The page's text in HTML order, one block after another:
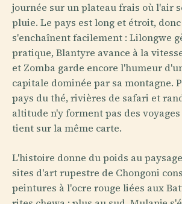
journée sur un plateau frais où l'air
pluie. Le pays est long et étroit,
s'enchaînent facilement : Lilongwe
pratique, Blantyre avance à la
et Zomba garde encore l'humeur
capitale dominée par sa montagne.
pays du thé, rivières de safari et
altitude n'y forment pas des
tient sur la même carte.
L'histoire donne du poids au
sites d'art rupestre de Chongoni
peintures à l'ocre rouge liées aux